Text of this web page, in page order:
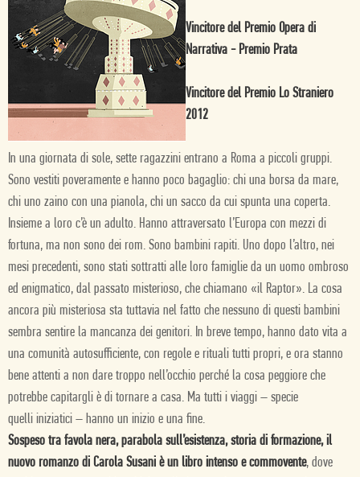
Vincitore del Premio Opera di
Narrativa - Premio Prata
Vincitore del Premio Lo Straniero
2012
In una giornata di sole, sette ragazzini entrano a Roma a piccoli gruppi.
Sono vestiti poveramente e hanno poco bagaglio: chi una borsa da mare,
chi uno zaino con una pianola, chi un sacco da cui spunta una coperta.
Insieme a loro c’è un adulto. Hanno attraversato l’Europa con mezzi di
fortuna, ma non sono dei rom. Sono bambini rapiti. Uno dopo l’altro, nei
mesi precedenti, sono stati sottratti alle loro famiglie da un uomo ombroso
ed enigmatico, dal passato misterioso, che chiamano «il Raptor». La cosa
ancora più misteriosa sta tuttavia nel fatto che nessuno di questi bambini
sembra sentire la mancanza dei genitori. In breve tempo, hanno dato vita a
una comunità autosufficiente, con regole e rituali tutti propri, e ora stanno
bene attenti a non dare troppo nell’occhio perché la cosa peggiore che
potrebbe capitargli è di tornare a casa. Ma tutti i viaggi – specie
quelli iniziatici – hanno un inizio e una fine.
Sospeso tra favola nera, parabola sull’esistenza, storia di formazione, il
nuovo romanzo di Carola Susani è un libro intenso e commovente, dove